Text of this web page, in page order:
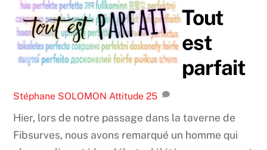
Tout
est
parfait
Stéphane SOLOMON Attitude 25
Hier, lors de notre passage dans la taverne de
Fibsurves, nous avons remarqué un homme qui